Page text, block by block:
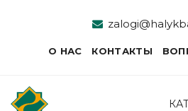
О НАС КОНТАКТЫ